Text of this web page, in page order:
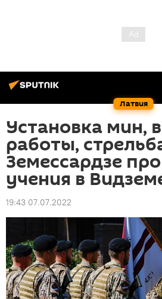
Латвия
Установка мин,
работы,
Земессардзе
учения в
19:43 07.07.2022